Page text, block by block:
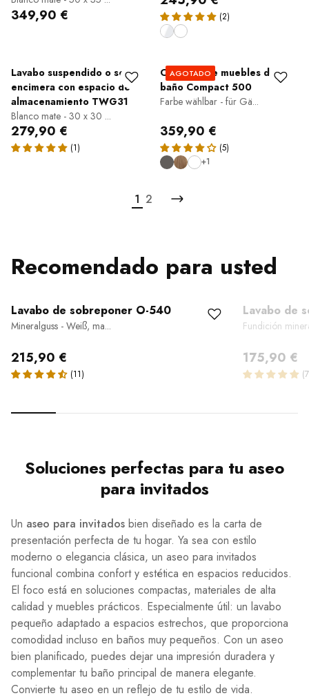
349,90 €
Lavabo suspendido o sobre
encimera con espacio de
almacenamiento TWG31
Blanco mate - 30 x 30 ...
279,90 €
AGOTADO
Conjunto de muebles de
baño Compact 500
Farbe wählbar - für Gä...
359,90 €
+1
1 2
Recomendado para usted
Lavabo de sobreponer O-540
Mineralguss - Weiß, ma...
215,90 €
Lavabo de
Fundición
175,90 €
Soluciones perfectas para tu aseo
para invitados
Un aseo para invitados bien diseñado es la carta de
presentación perfecta de tu hogar. Ya sea con estilo
moderno o elegancia clásica, un aseo para invitados
funcional combina confort y estética en espacios reducidos.
El foco está en soluciones compactas, materiales de alta
calidad y muebles prácticos. Especialmente útil: un lavabo
pequeño adaptado a espacios estrechos, que proporciona
comodidad incluso en baños muy pequeños. Con un aseo
bien planificado, puedes dejar una impresión duradera y
complementar tu baño principal de manera elegante.
Convierte tu aseo en un reflejo de tu estilo de vida.